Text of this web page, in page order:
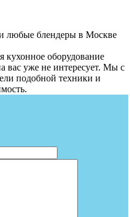
любые блендеры в Москве
кухонное оборудование
вас уже не интересует. Мы с
подобной техники и